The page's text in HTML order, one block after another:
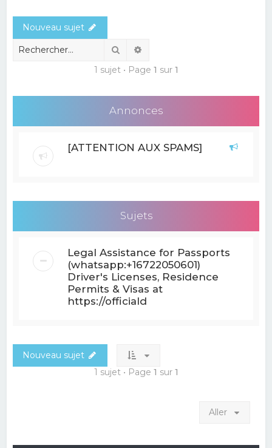
r
Nouveau sujet
Rechercher
1 sujet • Page 1 sur 1
Annonces
[ATTENTION AUX SPAMS]
Sujets
Legal Assistance for Passports
(whatsapp:+16722050601)
Driver's Licenses, Residence
Permits & Visas at
https://officiald
Nouveau sujet
1 sujet • Page 1 sur 1
Aller